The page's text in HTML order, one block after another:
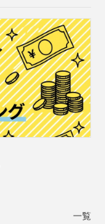
一覧